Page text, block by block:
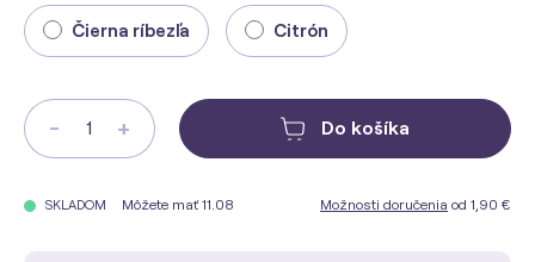
Čierna ríbezľa Citrón
- + Do košíka
SKLADOM Môžete mať 11.08 Možnosti doručenia od 1,90 €